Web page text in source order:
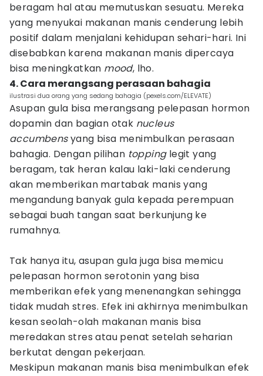
beragam hal atau memutuskan sesuatu. Mereka
yang menyukai makanan manis cenderung lebih
positif dalam menjalani kehidupan sehari-hari. Ini
disebabkan karena makanan manis dipercaya
bisa meningkatkan mood, lho.
4. Cara merangsang perasaan bahagia
ilustrasi dua orang yang sedang bahagia (pexels.com/ELEVATE)
Asupan gula bisa merangsang pelepasan hormon
dopamin dan bagian otak nucleus
accumbensyang bisa menimbulkan perasaan
bahagia. Dengan pilihan topping legit yang
beragam, tak heran kalau laki-laki cenderung
akan memberikan martabak manis yang
mengandung banyak gula kepada perempuan
sebagai buah tangan saat berkunjung ke
rumahnya.
Tak hanya itu, asupan gula juga bisa memicu
pelepasan hormon serotonin yang bisa
memberikan efek yang menenangkan sehingga
tidak mudah stres. Efek ini akhirnya menimbulkan
kesan seolah-olah makanan manis bisa
meredakan stres atau penat setelah seharian
berkutat dengan pekerjaan.
Meskipun makanan manis bisa menimbulkan efek